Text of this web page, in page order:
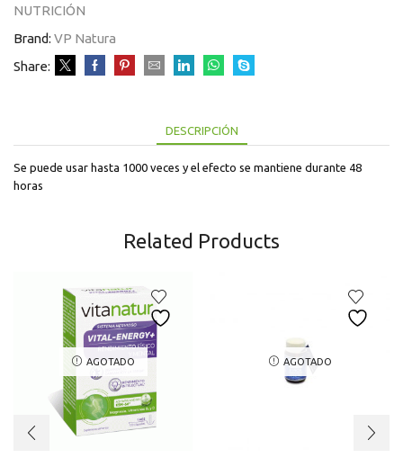
NUTRICIÓN
Brand: VP Natura
Share:
DESCRIPCIÓN
Se puede usar hasta 1000 veces y el efecto se mantiene durante 48
horas
Related Products
AGOTADO AGOTADO